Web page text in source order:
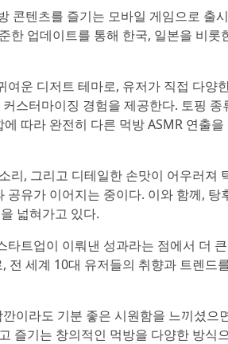
콘텐츠를 즐기는 모바일 게임으로 출
한 업데이트를 통해 한국, 일본을 비롯
운 디저트 테마로, 유저가 직접 다양
스터마이징 경험을 제공한다. 토핑
따라 완전히 다른 먹방 ASMR 연출을
리, 그리고 디테일한 손맛이 어우러져
유가 이어지는 중이다. 이와 함께, 탕
넓혀가고 있다.
트업이 이뤄낸 성과라는 점에서 더
전 세계 10대 유저들의 취향과 트렌드
이라도 기분 좋은 시원함을 느끼셨으
즐기는 창의적인 먹방을 다양한 방식